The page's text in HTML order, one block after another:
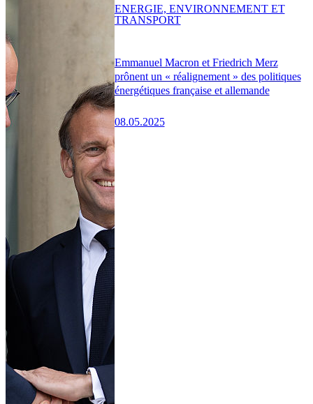
Emmanuel Macron et Friedrich Merz
prônent un « réalignement » des politiques
énergétiques française et allemande
08.05.2025
ENERGIE, ENVIRONNEMENT ET
TRANSPORT